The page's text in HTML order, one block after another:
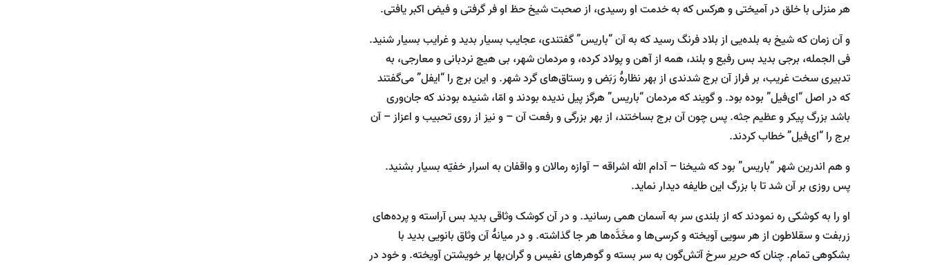
هر منزلی با خلق در آمیختی و هرکس که به خدمت او رسیدی، از صحبت شیخ حظ او فر گرفتی و فیض اکبر یافتی.
و آن زمان که شیخ به بلده‌یی از بلاد فرنگ رسید که به آن “باریس” گفتندی، عجایب بسیار بدید و غرایب بسیار شنید.
فی الجمله، برجی بدید بس رفیع و بلند، همه از آهن و پولاد کرده، و مردمان شهر، بی هیچ نردبانی و معارجی، به
تدبیری سخت غریب، بر فراز آن برج شدندی از بهر نظارۀ رَبَض و رستاق‌های گرد شهر. و این برج را “ایفل” می‌گفتند
که در اصل “ای‌فیل” بوده بود. و گویند که مردمان “باریس” هرگز پیل ندیده بودند و امّا، شنیده بودند که جان‌وری
باشد بزرگ پیکر و عظیم جثه. پس چون آن برج بساختند، از بهر بزرگی و رفعت آن – و نیز از روی تحبیب و اعزاز – آن
برج را “ای‌فیل” خطاب کردند.
و هم اندرین شهر “باریس” بود که شیخنا – آدام الله اشراقه – آوازه رمالان و واقفان به اسرار خفیّه بسیار بشنید.
پس روزی بر آن شد تا با بزرگ این طایفه دیدار نماید.
او را به کوشکی ره نمودند که از بلندی سر به آسمان همی رسانید. و در آن کوشک وثاقی بدید بس آراسته و پرده‌های
زربفت و سقلاطون از هر سویی آویخته و کرسی‌ها و مخَدَّه‌ها هر جا گذاشته. و در میانۀ آن وثاق بانویی بدید با
بشکوهی تمام. چنان که حریر سرخ آتش‌گون به سر بسته و گوهر‌های نفیس و گران‌بها بر خویشتن آویخته. و خود در